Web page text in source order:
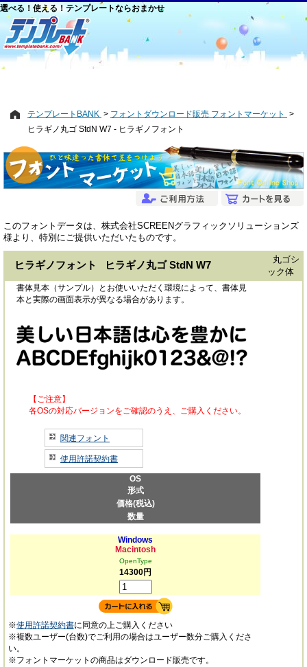
選べる！使える！テンプレートならおまかせ
テンプレートBANK
フォントダウンロード販売 フォントマーケット
ヒラギノ丸ゴ StdN W7 - ヒラギノフォント
このフォントデータは、株式会社SCREENグラフィックソリューションズ
様より、特別にご提供いただいたものです。
ヒラギノフォント ヒラギノ丸ゴ StdN W7
丸ゴシ
ック体
書体見本（サンプル）とお使いいただく環境によって、書体見
本と実際の画面表示が異なる場合があります。
【ご注意】
各OSの対応バージョンをご確認のうえ、ご購入ください。
関連フォント
使用許諾契約書
OS
形式
価格(税込)
数量
Windows
Macintosh
OpenType
14300円
※使用許諾契約書に同意の上ご購入ください
※複数ユーザー(台数)でご利用の場合はユーザー数分ご購入くださ
い。
※フォントマーケットの商品はダウンロード販売です。